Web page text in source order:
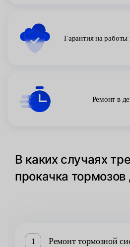
Гарантия на работы
Ремонт в
В каких случаях
прокачка
1 Ремонт тормозной